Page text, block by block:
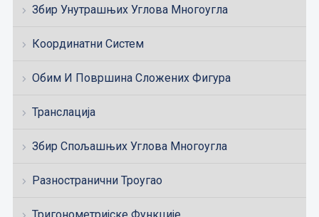
Збир Унутрашњих Углова Многоугла
Координатни Систем
Обим И Површина Сложених Фигура
Транслација
Збир Спољашњих Углова Многоугла
Разностранични Троугао